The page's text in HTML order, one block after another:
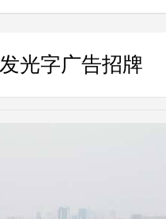
光字广告招牌